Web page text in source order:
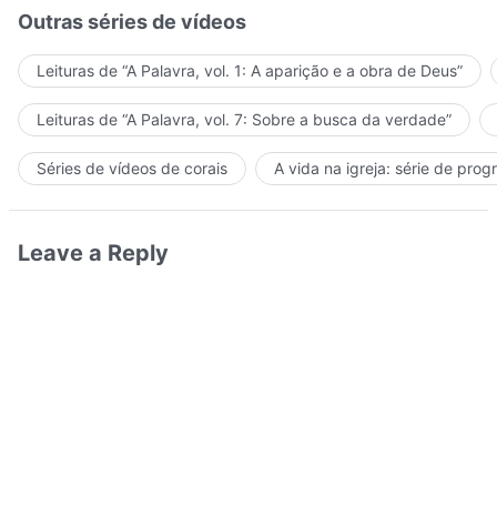
Outras séries de vídeos
Leituras de “A Palavra, vol. 1: A aparição e a obra de Deus”
Leituras de “A Palavra, vol. 7: Sobre a busca da verdade”
Séries de vídeos de corais A vida na igreja: série de
Leave a Reply